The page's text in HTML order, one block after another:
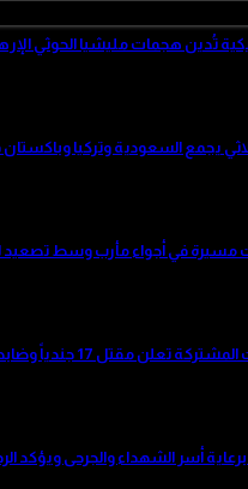
تُدين هجمات مليشيا الحوثي
يجمع السعودية وتركيا
مسيرة في أجواء مأرب وسط تصعيد
تعلن مقتل 17 جندياً وضابطاً في...
أسر الشهداء والجرحى ويؤكد